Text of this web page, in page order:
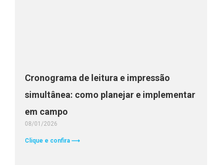
Cronograma de leitura e impressão
simultânea: como planejar e implementar
em campo
08/01/2026
Clique e confira ⟶